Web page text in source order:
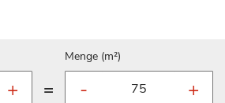
=
Menge (m²)